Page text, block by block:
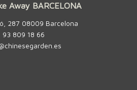
Away BARCELONA
287 08009 Barcelona
93 809 18 66